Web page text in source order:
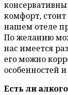
комфорт,
нашем отеле
По желанию
нас имеется
его можно
особенностей
Есть ли